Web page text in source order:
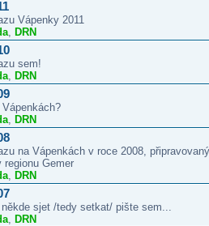
Vápenky 2011
, DRN
sem!
, DRN
, DRN
na Vápenkách v roce 2008,
Gemer
, DRN
sjet /tedy setkat/ pište sem...
, DRN